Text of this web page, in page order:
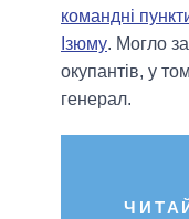
командні
Ізюму. Могло
окупантів, у
генерал.